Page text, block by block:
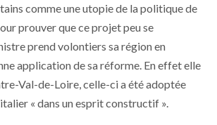
comme une utopie de la politique de
prouver que ce projet peu se
prend volontiers sa région en
application de sa réforme. En effet elle
Val-de-Loire, celle-ci a été adoptée
« dans un esprit constructif ».